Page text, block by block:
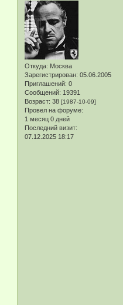
Откуда: Москва
Зарегистрирован: 05.06.2005
Приглашений: 0
Сообщений: 19391
Возраст: 38 [1987-10-09]
Провел на форуме:
1 месяц 0 дней
Последний визит:
07.12.2025 18:17